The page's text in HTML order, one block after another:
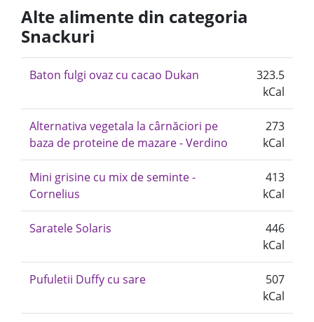
Alte alimente din categoria
Snackuri
Baton fulgi ovaz cu cacao Dukan
323.5
kCal
Alternativa vegetala la cârnăciori pe
baza de proteine de mazare - Verdino
273
kCal
Mini grisine cu mix de seminte -
Cornelius
413
kCal
Saratele Solaris
446
kCal
Pufuletii Duffy cu sare
507
kCal